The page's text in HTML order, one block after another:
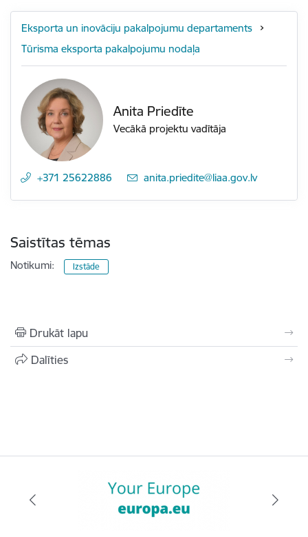
Eksporta un inovāciju pakalpojumu departaments
Tūrisma eksporta pakalpojumu nodaļa
Anita Priedīte
Vecākā projektu vadītāja
+371 25622886 E-pasts:
anita.priedite@liaa.gov.lv
Saistītas tēmas
Notikumi: Izstāde
Drukāt lapu
Dalīties